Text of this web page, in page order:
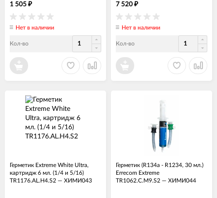
1 505 ₽
Нет в наличии
Кол-во
7 520 ₽
Нет в наличии
Кол-во
Герметик Extreme White Ultra,
картридж 6 мл. (1/4 и 5/16)
TR1176.AL.H4.S2 — ХИМИ043
Герметик (R134a - R1234, 30 мл.)
Errecom Extreme
TR1062.C.M9.S2 — ХИМИ044